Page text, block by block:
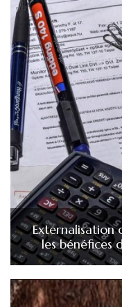
Externalisation
les bénéfices